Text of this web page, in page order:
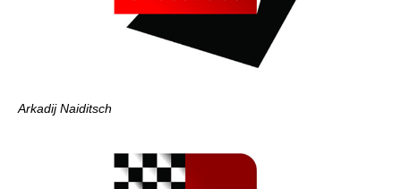
Arkadij Naiditsch